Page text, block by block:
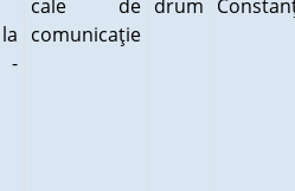
-
cale de
comunicaţie
drum